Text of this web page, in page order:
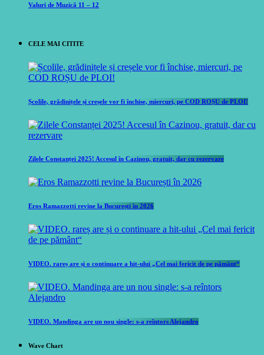
Valuri de Muzică 11 – 12
CELE MAI CITITE
Școlile, grădinițele și creșele vor fi închise, miercuri, pe COD ROȘU de PLOI!
Zilele Constanței 2025! Accesul în Cazinou, gratuit, dar cu rezervare
Eros Ramazzotti revine la București în 2026
VIDEO. rareș are și o continuare a hit-ului „Cel mai fericit de pe pământ“
VIDEO. Mandinga are un nou single: s-a reîntors Alejandro
Wave Chart